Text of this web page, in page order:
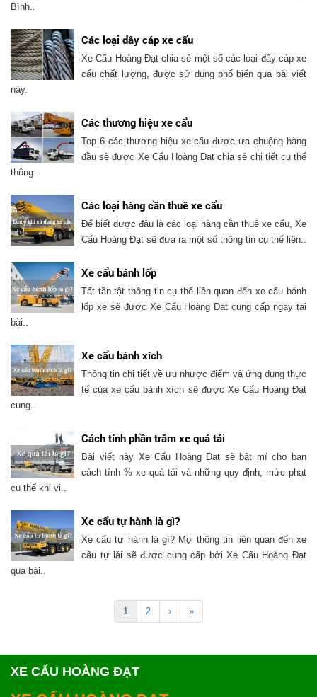
Bình..
Các loại dây cáp xe cẩu
Xe Cẩu Hoàng Đạt chia sẻ một số các loại đây cáp xe
cẩu chất lượng, được sử dụng phổ biến qua bài viết
này.
Các thương hiệu xe cẩu
Top 6 các thương hiệu xe cẩu được ưa chuộng hàng
đầu sẽ được Xe Cẩu Hoàng Đạt chia sẻ chi tiết cụ thể
thông..
Các loại hàng cần thuê xe cẩu
Để biết dược đâu là các loại hàng cần thuê xe cẩu, Xe
Cẩu Hoàng Đạt sẽ đưa ra một số thông tin cụ thể liên..
Xe cẩu bánh lốp
Tất tần tật thông tin cụ thể liên quan đến xe cẩu bánh
lốp xe sẽ được Xe Cẩu Hoàng Đạt cung cấp ngay tại
bài..
Xe cẩu bánh xích
Thông tin chi tiết về ưu nhược điểm và ứng dụng thực
tế của xe cẩu bánh xích sẽ được Xe Cẩu Hoàng Đạt
cung..
Cách tính phần trăm xe quá tải
Bài viết này Xe Cẩu Hoàng Đạt sẽ bật mí cho bạn
cách tính % xe quá tải và những quy định, mức phạt
cụ thể khi vi..
Xe cẩu tự hành là gì?
Xe cẩu tự hành là gì? Mọi thông tin liên quan đến xe
cẩu tự lái sẽ được cung cấp bởi Xe Cẩu Hoàng Đạt
qua bài..
1 2 › »
XE CẨU HOÀNG ĐẠT